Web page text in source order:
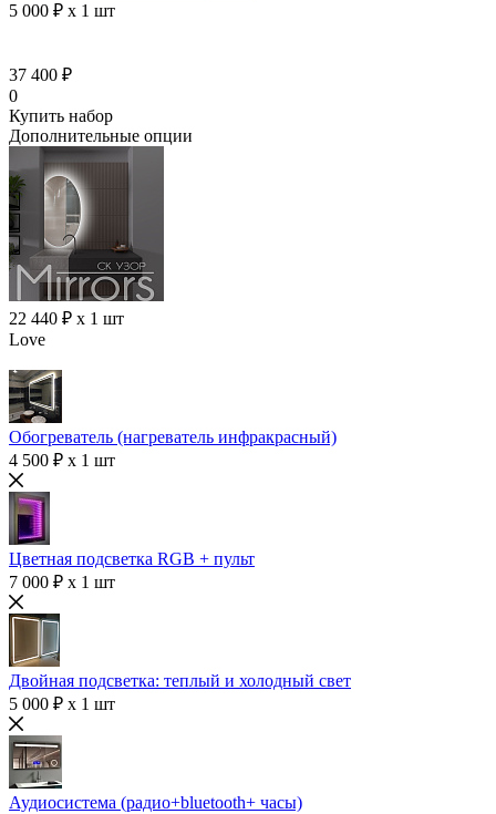
5 000 ₽ x 1 шт
37 400 ₽
0
Купить набор
Дополнительные опции
22 440 ₽ x 1 шт
Love
Обогреватель (нагреватель инфракрасный)
4 500 ₽ x 1 шт
Цветная подсветка RGB + пульт
7 000 ₽ x 1 шт
Двойная подсветка: теплый и холодный свет
5 000 ₽ x 1 шт
Аудиосистема (радио+bluetooth+ часы)